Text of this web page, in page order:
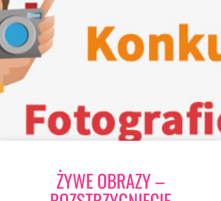
ŻYWE OBRAZY –